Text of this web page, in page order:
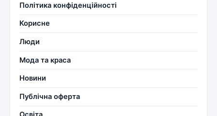
Політика конфіденційності
Корисне
Люди
Мода та краса
Новини
Публічна оферта